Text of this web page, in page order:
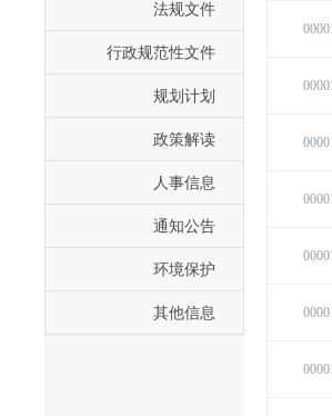
法规文件
行政规范性文件
规划计划
政策解读
人事信息
通知公告
环境保护
其他信息